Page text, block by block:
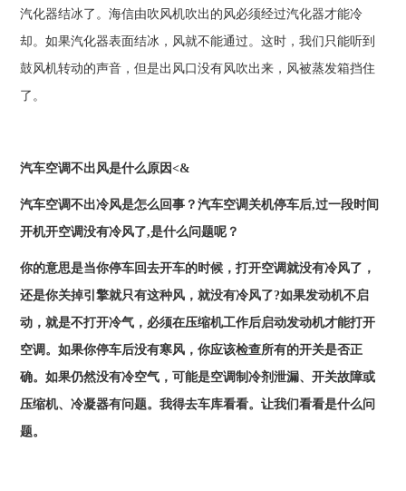
汽化器结冰了。海信由吹风机吹出的风必须经过汽化器才能冷
却。如果汽化器表面结冰，风就不能通过。这时，我们只能听到
鼓风机转动的声音，但是出风口没有风吹出来，风被蒸发箱挡住
了。
汽车空调不出风是什么原因<&
汽车空调不出冷风是怎么回事？汽车空调关机停车后,过一段时间
开机开空调没有冷风了,是什么问题呢？
你的意思是当你停车回去开车的时候，打开空调就没有冷风了，
还是你关掉引擎就只有这种风，就没有冷风了?如果发动机不启
动，就是不打开冷气，必须在压缩机工作后启动发动机才能打开
空调。如果你停车后没有寒风，你应该检查所有的开关是否正
确。如果仍然没有冷空气，可能是空调制冷剂泄漏、开关故障或
压缩机、冷凝器有问题。我得去车库看看。让我们看看是什么问
题。